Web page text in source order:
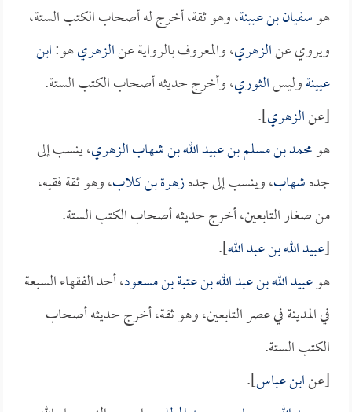
هوسفيان بن عيينة، وهو ثقة، أخرج له أصحاب الكتب الستة،
ويروي عنالزهري، والمعروف بالرواية عنالزهريهو:ابن
عيينةوليسالثوري، وأخرج حديثه أصحاب الكتب الستة.
[عنالزهري].
هومحمد بن مسلم بن عبيد الله بن شهاب الزهري، ينسب إلى
جدهشهاب، وينسب إلى جدهزهرة بن كلاب، وهو ثقة فقيه،
من صغار التابعين، أخرج حديثه أصحاب الكتب الستة.
[عبيد الله بن عبد الله].
هوعبيد الله بن عبد الله بن عتبة بن مسعود، أحد الفقهاء السبعة
في المدينة في عصر التابعين، وهو ثقة، أخرج حديثه أصحاب
الكتب الستة.
[عنابن عباس].